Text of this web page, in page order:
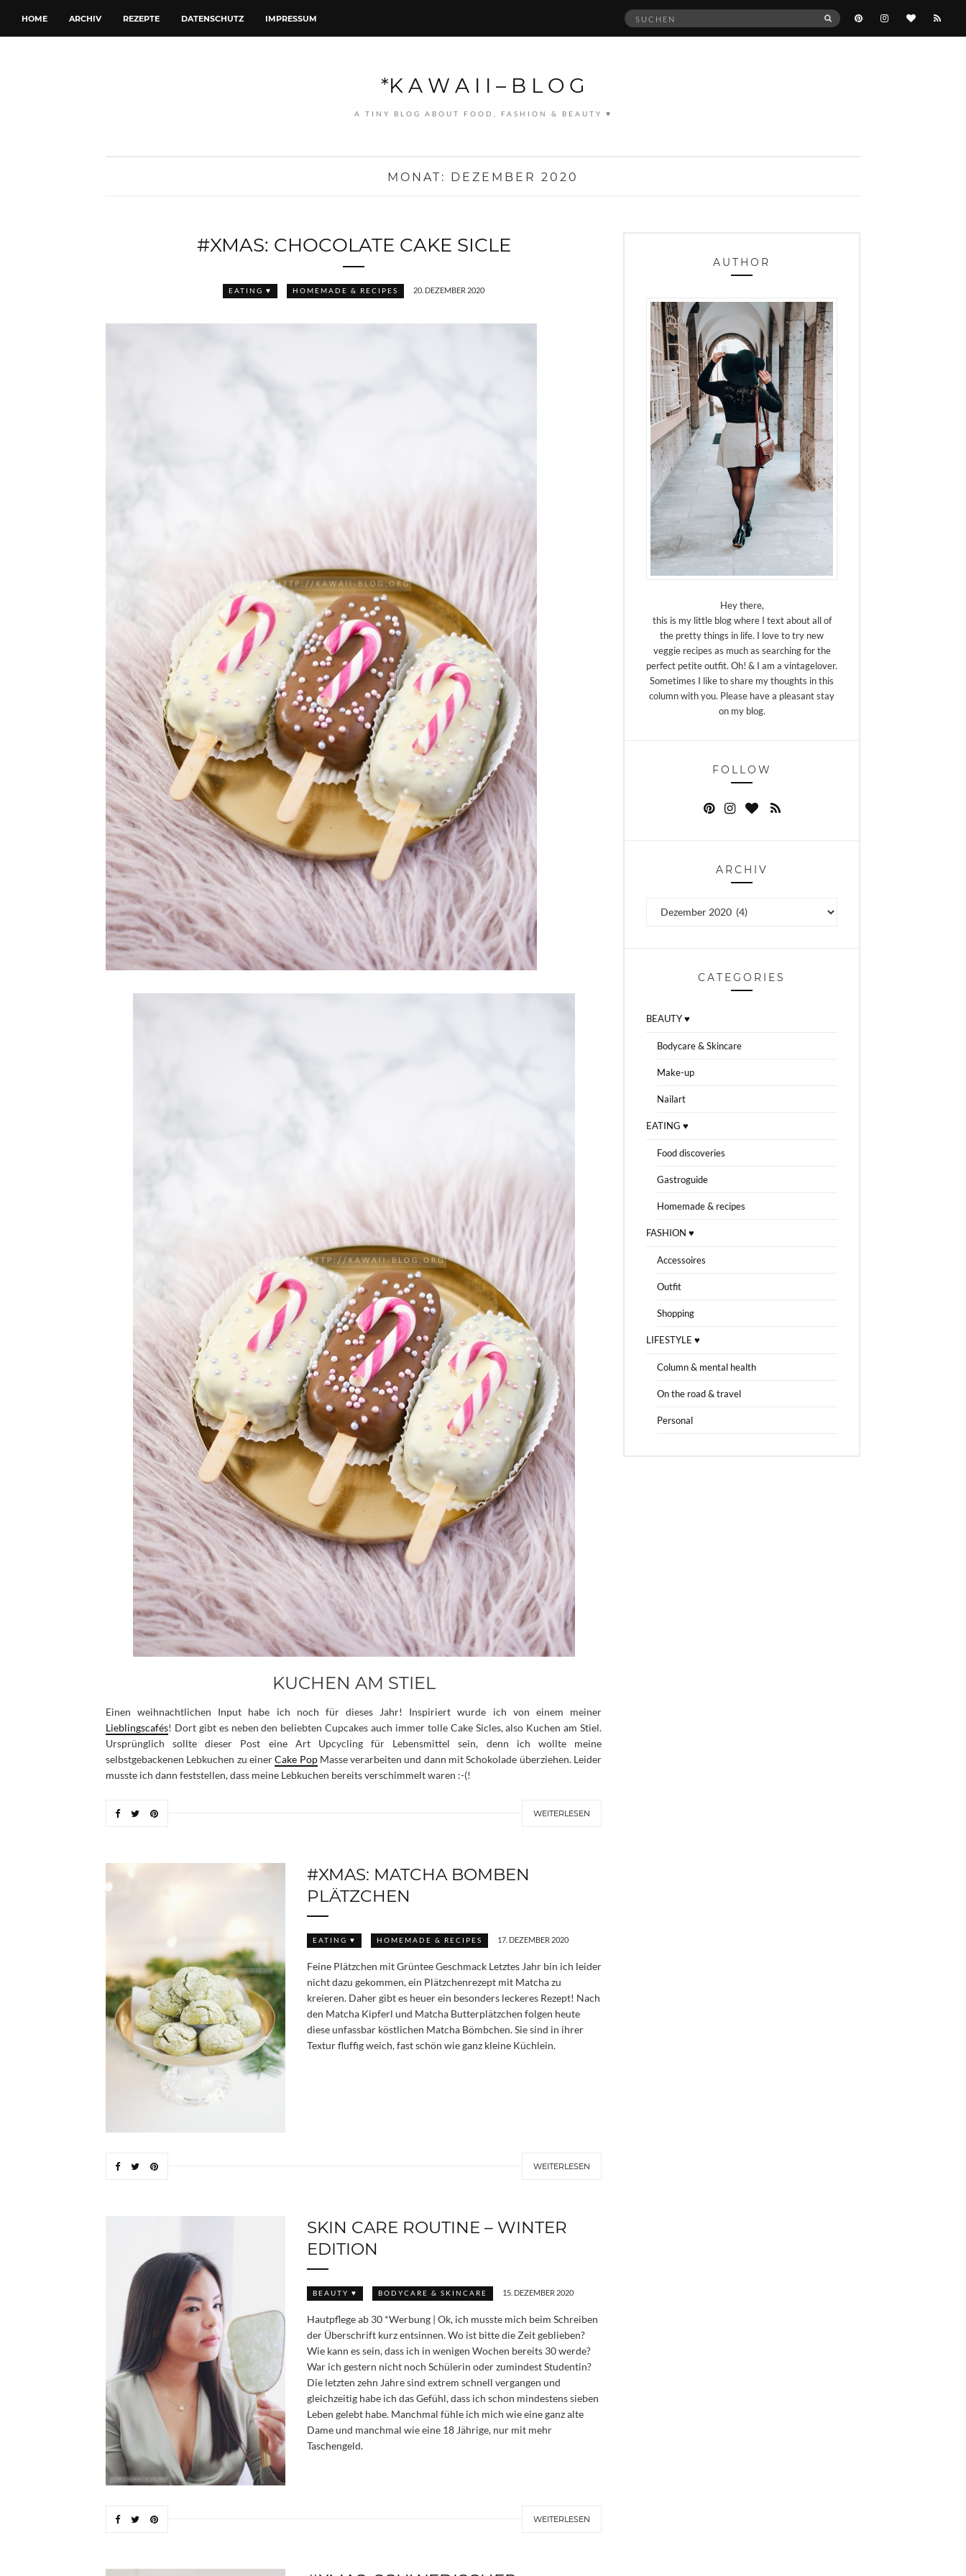
HOME ARCHIV REZEPTE DATENSCHUTZ IMPRESSUM
Suche
SUCHEN
*K A W A I I – B L O G
A TINY BLOG ABOUT FOOD, FASHION & BEAUTY ♥
MONAT: DEZEMBER 2020
#XMAS: CHOCOLATE CAKE SICLE
EATING ♥ HOMEMADE & RECIPES 20. DEZEMBER 2020
KUCHEN AM STIEL
Einen weihnachtlichen Input habe ich noch für dieses Jahr! Inspiriert wurde ich von einem meiner
Lieblingscafés! Dort gibt es neben den beliebten Cupcakes auch immer tolle Cake Sicles, also Kuchen am Stiel.
Ursprünglich sollte dieser Post eine Art Upcycling für Lebensmittel sein, denn ich wollte meine
selbstgebackenen Lebkuchen zu einerCake PopMasse verarbeiten und dann mit Schokolade überziehen. Leider
musste ich dann feststellen, dass meine Lebkuchen bereits verschimmelt waren :-(!
WEITERLESEN
#XMAS: MATCHA BOMBEN
PLÄTZCHEN
EATING ♥ HOMEMADE & RECIPES 17. DEZEMBER 2020
Feine Plätzchen mit Grüntee Geschmack Letztes Jahr bin ich leider
nicht dazu gekommen, ein Plätzchenrezept mit Matcha zu
kreieren. Daher gibt es heuer ein besonders leckeres Rezept! Nach
den Matcha Kipferl und Matcha Butterplätzchen folgen heute
diese unfassbar köstlichen Matcha Bömbchen. Sie sind in ihrer
Textur fluffig weich, fast schön wie ganz kleine Küchlein.
WEITERLESEN
SKIN CARE ROUTINE – WINTER
EDITION
BEAUTY ♥ BODYCARE & SKINCARE 15. DEZEMBER 2020
Hautpflege ab 30 *Werbung | Ok, ich musste mich beim Schreiben
der Überschrift kurz entsinnen. Wo ist bitte die Zeit geblieben?
Wie kann es sein, dass ich in wenigen Wochen bereits 30 werde?
War ich gestern nicht noch Schülerin oder zumindest Studentin?
Die letzten zehn Jahre sind extrem schnell vergangen und
gleichzeitig habe ich das Gefühl, dass ich schon mindestens sieben
Leben gelebt habe. Manchmal fühle ich mich wie eine ganz alte
Dame und manchmal wie eine 18 Jährige, nur mit mehr
Taschengeld.
WEITERLESEN
AUTHOR
Hey there,
this is my little blog where I text about all of
the pretty things in life. I love to try new
veggie recipes as much as searching for the
perfect petite outfit. Oh! & I am a vintagelover.
Sometimes I like to share my thoughts in this
column with you. Please have a pleasant stay
on my blog.
FOLLOW
ARCHIV
CATEGORIES
BEAUTY ♥
Bodycare & Skincare
Make-up
Nailart
EATING ♥
Food discoveries
Gastroguide
Homemade & recipes
FASHION ♥
Accessoires
Outfit
Shopping
LIFESTYLE ♥
Column & mental health
On the road & travel
Personal